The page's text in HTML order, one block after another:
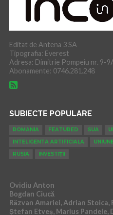
Editat de Antena 3 SA
Tipografia: Everest
Adresa: Dimitrie Pompeiu nr. 9-
Abonamente: 0746.281.248
SUBIECTE POPULARE
ROMANIA FEATURED SUA
INTELIGENTA ARTIFICIALA
RUSIA
INVESTIȚII
Ovidiu Anton
Bogdan Ciucă
Răzvan Amariei, Adrian Stoica,
Ștefan Etveș, Marius Pandele,